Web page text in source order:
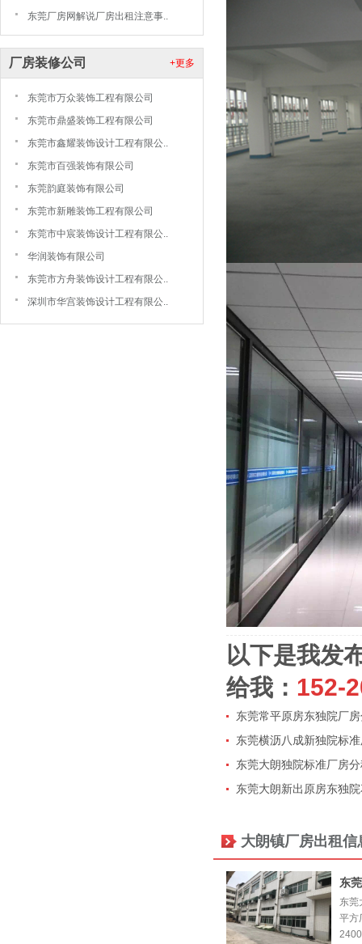
东莞厂房网解说厂房出租注意事..
+更多
厂房装修公司
东莞市万众装饰工程有限公司
东莞市鼎盛装饰工程有限公司
东莞市鑫耀装饰设计工程有限公..
东莞市百强装饰有限公司
东莞韵庭装饰有限公司
东莞市新雕装饰工程有限公司
东莞市中宸装饰设计工程有限公..
华润装饰有限公司
东莞市方舟装饰设计工程有限公..
深圳市华宫装饰设计工程有限公..
以下是我发
给我： 152-
东莞常平原房东独院厂
东莞横沥八成新独院标
东莞大朗独院标准厂房
东莞大朗新出原房东独
大朗镇厂房出租信
东
东莞
平方